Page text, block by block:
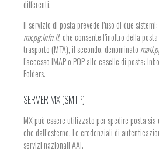
differenti.
Il servizio di posta prevede l’uso di due
mx.pg.infn.it, che consente l’inoltro della
trasporto (MTA), il secondo, denominato
l’accesso IMAP o POP alle caselle di posta:
Folders.
SERVER MX (SMTP)
MX può essere utilizzato per spedire posta
che dall’esterno. Le credenziali di
servizi nazionali AAI.